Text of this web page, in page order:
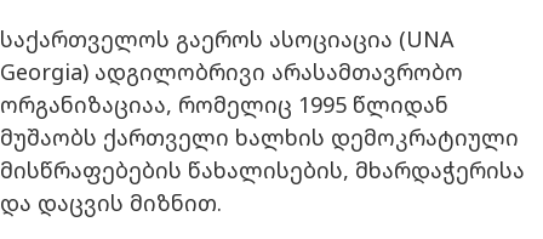
საქართველოს გაეროს ასოციაცია (UNA
Georgia) ადგილობრივი არასამთავრობო
ორგანიზაციაა, რომელიც 1995 წლიდან
მუშაობს ქართველი ხალხის დემოკრატიული
მისწრაფებების წახალისების, მხარდაჭერისა
და დაცვის მიზნით.